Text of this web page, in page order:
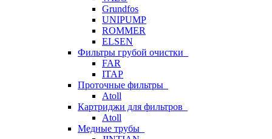
Grundfos
UNIPUMP
ROMMER
ELSEN
Фильтры грубой очистки
FAR
ITAP
Проточные фильтры
Atoll
Картриджи для фильтров
Atoll
Медные трубы